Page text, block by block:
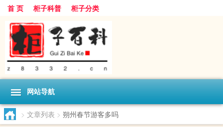
首 页 柜子科普 柜子分类
网站导航
> 文章列表 > 朔州春节游客多吗